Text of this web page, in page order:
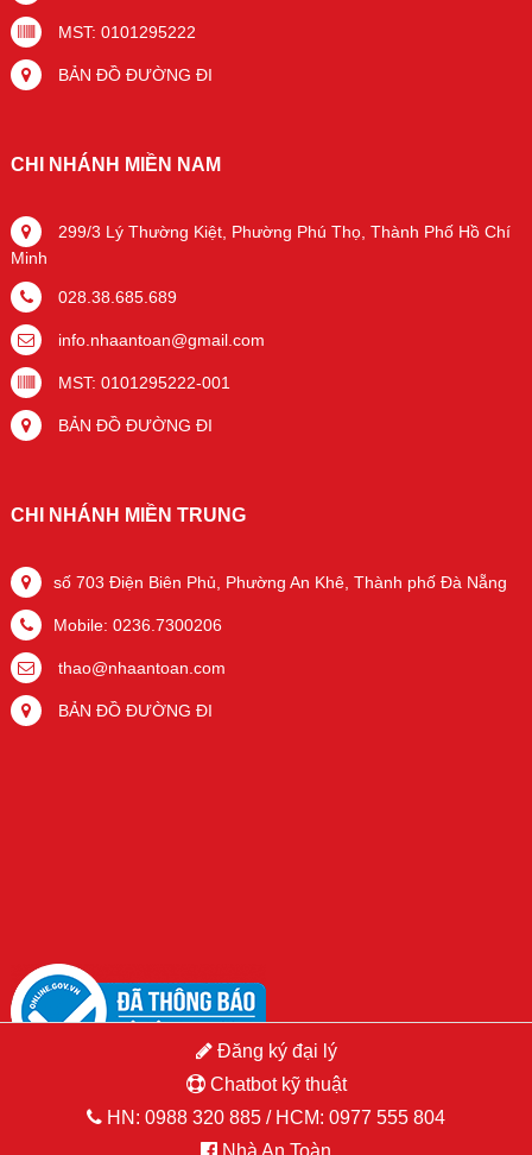
MST: 0101295222
BẢN ĐỒ ĐƯỜNG ĐI
CHI NHÁNH MIỀN NAM
299/3 Lý Thường Kiệt, Phường Phú Thọ, Thành Phố Hồ Chí
Minh
028.38.685.689
info.nhaantoan@gmail.com
MST: 0101295222-001
BẢN ĐỒ ĐƯỜNG ĐI
CHI NHÁNH MIỀN TRUNG
số 703 Điện Biên Phủ, Phường An Khê, Thành phố Đà Nẵng
Mobile: 0236.7300206
thao@nhaantoan.com
BẢN ĐỒ ĐƯỜNG ĐI
Đăng ký đại lý
Chatbot kỹ thuật
HN: 0988 320 885 / HCM: 0977 555 804
Nhà An Toàn